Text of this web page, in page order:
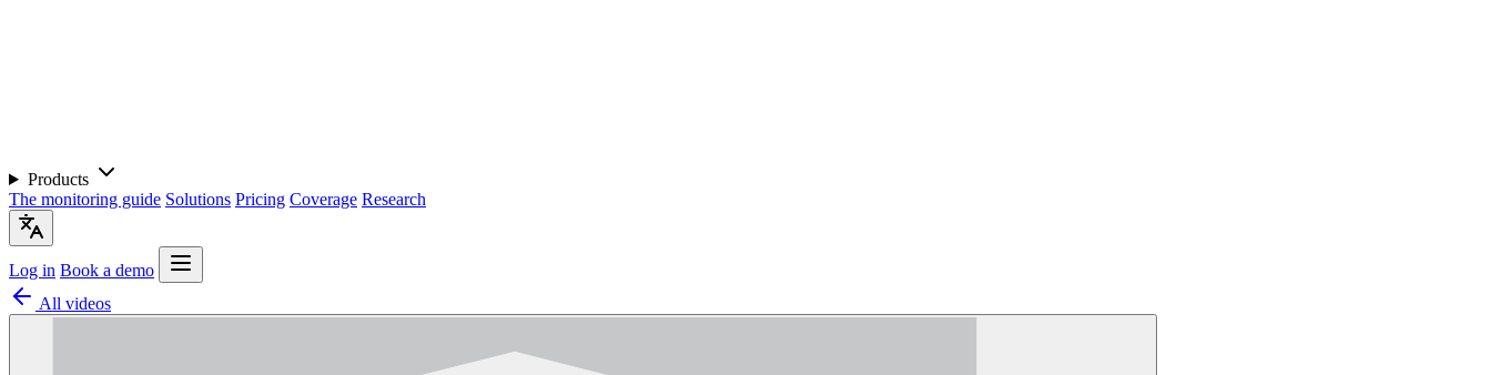
Products
The monitoring guide Solutions Pricing Coverage Research
Log in Book a demo
All videos